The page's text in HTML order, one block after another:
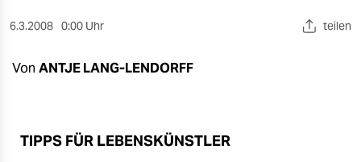
wahrheit
verlag
6.3.2008 0:00 Uhr teilen
Von ANTJE LANG-LENDORFF
TIPPS FÜR LEBENSKÜNSTLER